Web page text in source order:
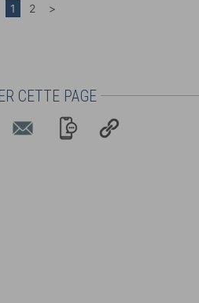
CETTE PAGE